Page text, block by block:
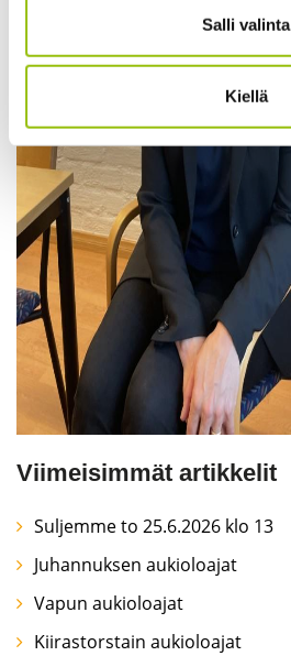
Salli valinta
Kiellä
Viimeisimmät artikkelit
Suljemme to 25.6.2026 klo 13
Juhannuksen aukioloajat
Vapun aukioloajat
Kiirastorstain aukioloajat